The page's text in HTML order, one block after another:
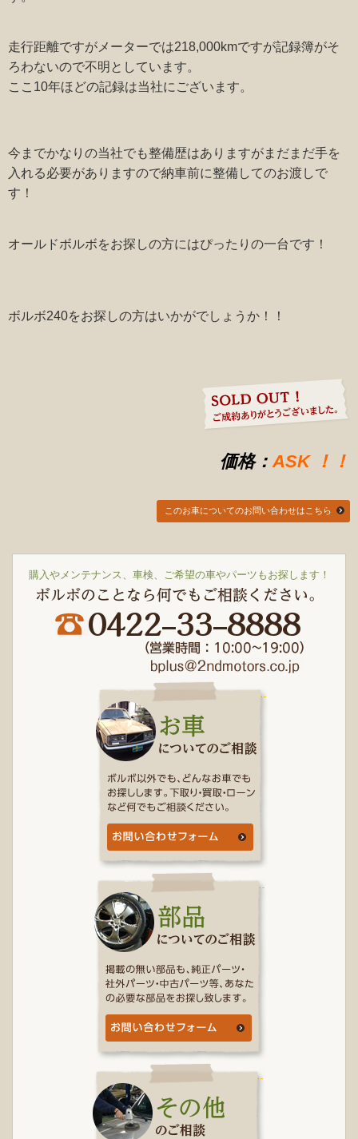
走行距離ですがメーターでは218,000kmですが記録簿がそ
ろわないので不明としています。
ここ10年ほどの記録は当社にございます。
今までかなりの当社でも整備歴はありますがまだまだ手を
入れる必要がありますので納車前に整備してのお渡しで
す！
オールドボルボをお探しの方にはぴったりの一台です！
ボルボ240をお探しの方はいかがでしょうか！！
価格： ASK！！
このお車についてのお問い合わせはこちら
購入やメンテナンス、車検、ご希望の車やパーツもお探します！
ボルボのことなら何でもご相談ください。